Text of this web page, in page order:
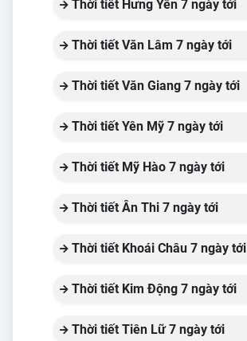
Thời tiết Hưng Yên 7 ngày tới
Thời tiết Văn Lâm 7 ngày tới
Thời tiết Văn Giang 7 ngày tới
Thời tiết Yên Mỹ 7 ngày tới
Thời tiết Mỹ Hào 7 ngày tới
Thời tiết Ân Thi 7 ngày tới
Thời tiết Khoái Châu 7 ngày tới
Thời tiết Kim Động 7 ngày tới
Thời tiết Tiên Lữ 7 ngày tới